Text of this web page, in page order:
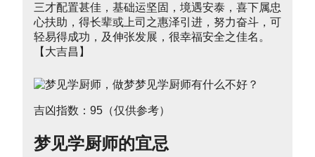
三才配置甚佳，基础运坚固，境遇安泰，喜下属忠
心扶助，得长辈或上司之惠泽引进，努力奋斗，可
轻易得成功，及伸张发展，很幸福安全之佳名。
【大吉昌】
吉凶指数：95（仅供参考）
梦见学厨师的宜忌